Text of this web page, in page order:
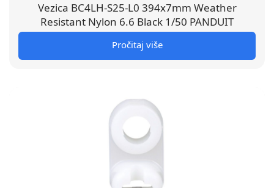
Vezica BC4LH-S25-L0 394x7mm Weather
Resistant Nylon 6.6 Black 1/50 PANDUIT
Pročitaj više